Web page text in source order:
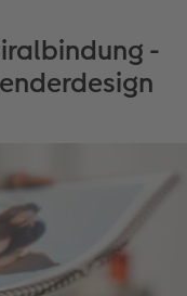
-